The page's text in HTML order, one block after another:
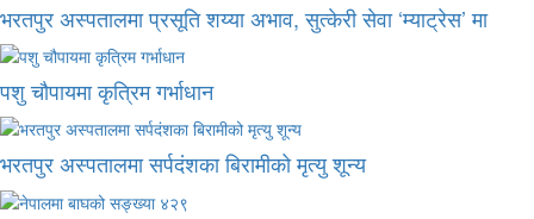
भरतपुर अस्पतालमा प्रसूति शय्या अभाव, सुत्केरी सेवा ‘म्याट्रेस’ मा
पशु चौपायमा कृत्रिम गर्भाधान
भरतपुर अस्पतालमा सर्पदंशका बिरामीको मृत्यु शून्य